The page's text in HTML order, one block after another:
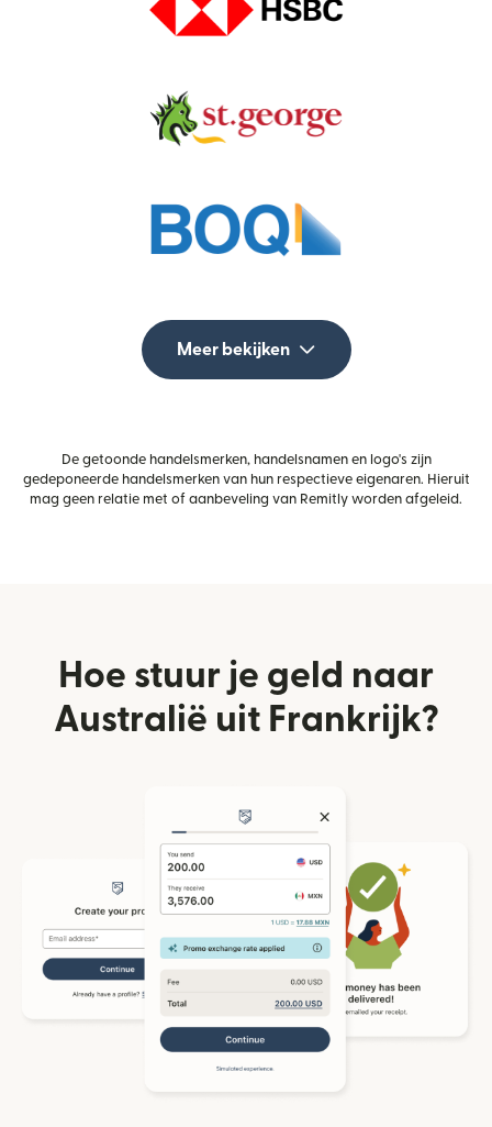
Meer bekijken
De getoonde handelsmerken, handelsnamen en logo's zijn
gedeponeerde handelsmerken van hun respectieve eigenaren. Hieruit
mag geen relatie met of aanbeveling van Remitly worden afgeleid.
Hoe stuur je geld naar
Australië uit Frankrijk?